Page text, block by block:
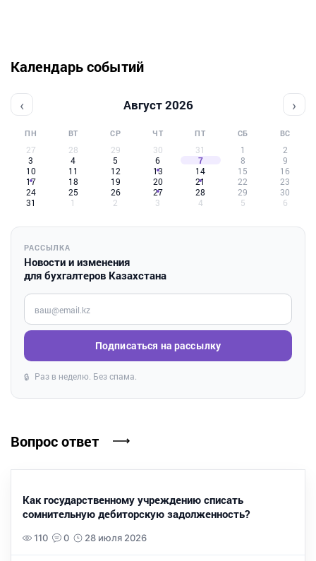
Календарь событий
‹ Август 2026 ›
ПН ВТ СР ЧТ ПТ СБ ВС
27 28 29 30 31 1
2
3
4 5 6 7 8
9
10
11 12 13 14 15
16
17
18 19 20 21 22
23
24
25 26 27 28 29
30
31
1 2 3 4 5 6
РАССЫЛКА
Новости и изменения
для бухгалтеров Казахстана
Введите ваш e-mail
Подписаться на рассылку
🔒 Раз в неделю. Без спама.
Вопрос ответ
Как государственному учреждению списать
сомнительную дебиторскую задолженность?
110 0 28 июля 2026